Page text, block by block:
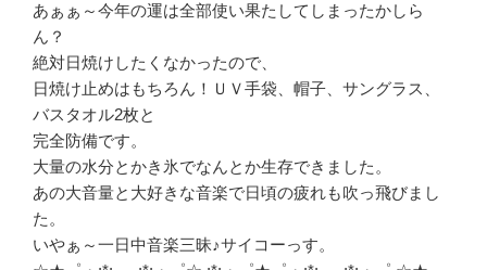
あぁぁ～今年の運は全部使い果たしてしまったかしら
ん？
絶対日焼けしたくなかったので、
日焼け止めはもちろん！ＵＶ手袋、帽子、サングラス、
バスタオル2枚と
完全防備です。
大量の水分とかき氷でなんとか生存できました。
あの大音量と大好きな音楽で日頃の疲れも吹っ飛びまし
た。
いやぁ～一日中音楽三昧♪サイコーっす。